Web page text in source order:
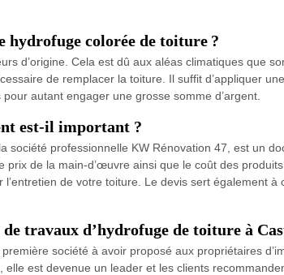
colorée de toiture ?
d’origine. Cela est dû aux aléas climatiques que
de remplacer la toiture. Il suffit d’appliquer
autant engager une grosse somme d’argent.
est-il important ?
société professionnelle KW Rénovation 47, est un
de la main-d’œuvre ainsi que le coût des
de votre toiture. Le devis sert également
travaux d’hydrofuge de toiture à
société à avoir proposé aux propriétaires
est devenue un leader et les clients